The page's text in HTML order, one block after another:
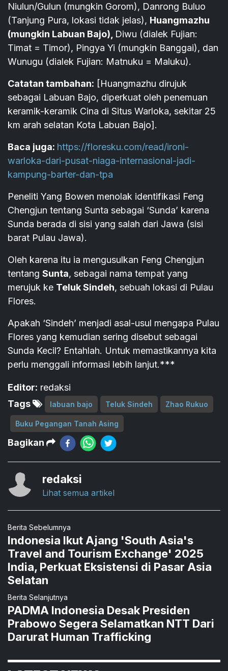
Niulun/Gulun (mungkin Gorom), Danrong Buluo
(Tanjung Pura, lokasi tidak jelas), Huangmazhu
(mungkin Labuan Bajo), Diwu (dialek Fujian:
Timat = Timor), Pingya Yi (mungkin Banggai), dan
Wunugu (dialek Fujian: Matnuku = Maluku).
Catatan tambahan: [Huangmazhu dirujuk
sebagai Labuan Bajo, diperkuat oleh penemuan
keramik-keramik Cina di Situs Warloka, sekitar 25
km arah selatan Kota Labuan Bajo].
Baca juga: https://floresku.com/read/ironi-
warloka-dari-pusat-niaga-internasional-jadi-
kampung-barter-dan-tpa
Peneliti Yang Bowen menolak identifikasi Feng
Chengjun tentang Sunta sebagai ‘Sunda’ karena
Sunda berada di sisi yang salah dari Jawa (sisi
barat Pulau Jawa).
Oleh karena itu ia mengusulkan Feng Chengjun
tentang Sunta, sebagai nama tempat yang
merujuk ke Teluk Sindeh, sebuah lokasi di Pulau
Flores.
Apakah ‘Sindeh’ menjadi asal-usul mengapa Pulau
Flores yang kemudian sering disebut sebagai
Sunda Kecil? Entahlah. Untuk memastikannya kita
perlu menggali informasi lebih lanjut.***
Editor: redaksi
Tags
labuan bajo Teluk Sindeh Zhao Rukuo
Buku Pegangan Tanah Asing
Bagikan
redaksi
Lihat semua artikel
Berita Sebelumnya
Indonesia Ikut Ajang 'South Asia's
Travel and Tourism Exchange' 2025
India, Perkuat Eksistensi di Pasar Asia
Selatan
Berita Selanjutnya
PADMA Indonesia Desak Presiden
Prabowo Segera Selamatkan NTT Dari
Darurat Human Trafficking